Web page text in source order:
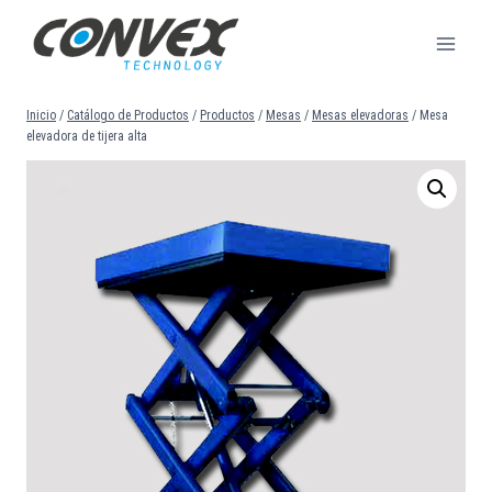
contenido
Inicio / Catálogo de Productos / Productos / Mesas / Mesas elevadoras / Mesa
elevadora de tijera alta